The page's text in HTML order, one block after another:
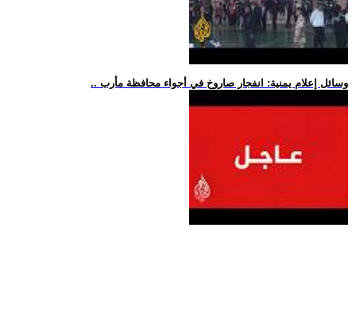
.. وسائل إعلام يمنية: انفجار صاروخ في أجواء محافظة مأرب